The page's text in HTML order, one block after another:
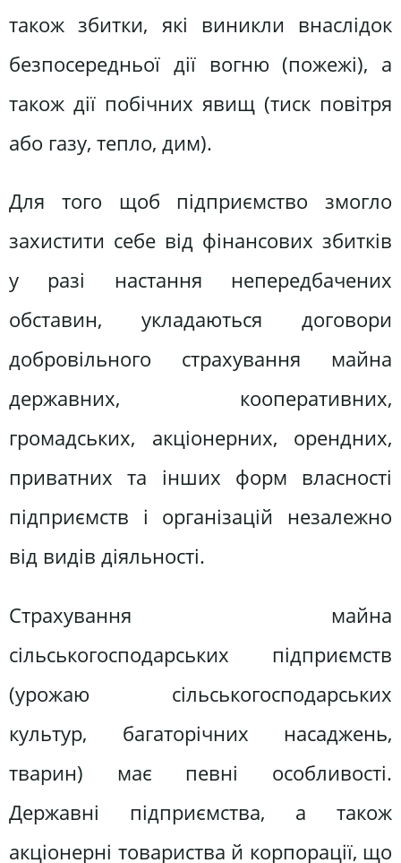
також збитки, які виникли внаслідок
безпосередньої дії вогню (пожежі), а
також дії побічних явищ (тиск повітря
або газу, тепло, дим).
Для того щоб підприємство змогло
захистити себе від фінансових збитків
у разі настання непередбачених
обставин, укладаються договори
добровільного страхування майна
державних, кооперативних,
громадських, акціонерних, орендних,
приватних та інших форм власності
підприємств і організацій незалежно
від видів діяльності.
Страхування майна
сільськогосподарських підприємств
(урожаю сільськогосподарських
культур, багаторічних насаджень,
тварин) має певні особливості.
Державні підприємства, а також
акціонерні товариства й корпорації, що